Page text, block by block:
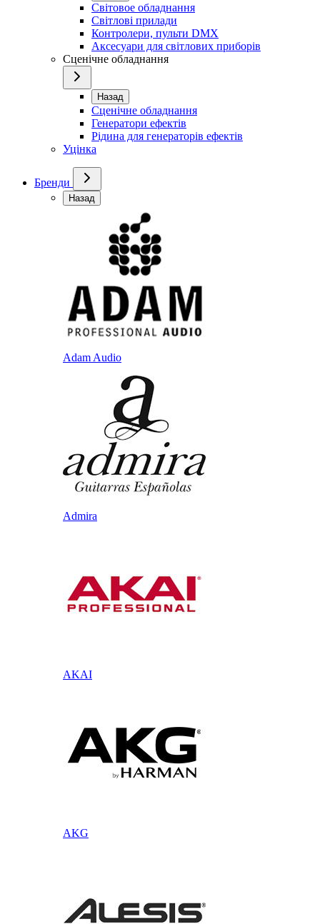
Світовое обладнання
Світлові прилади
Контролери, пульти DMX
Аксесуари для світлових приборів
Сценічне обладнання
Назад
Сценічне обладнання
Генератори ефектів
Рідина для генераторів ефектів
Уцінка
Бренди
Назад
Adam Audio
Admira
AKAI
AKG